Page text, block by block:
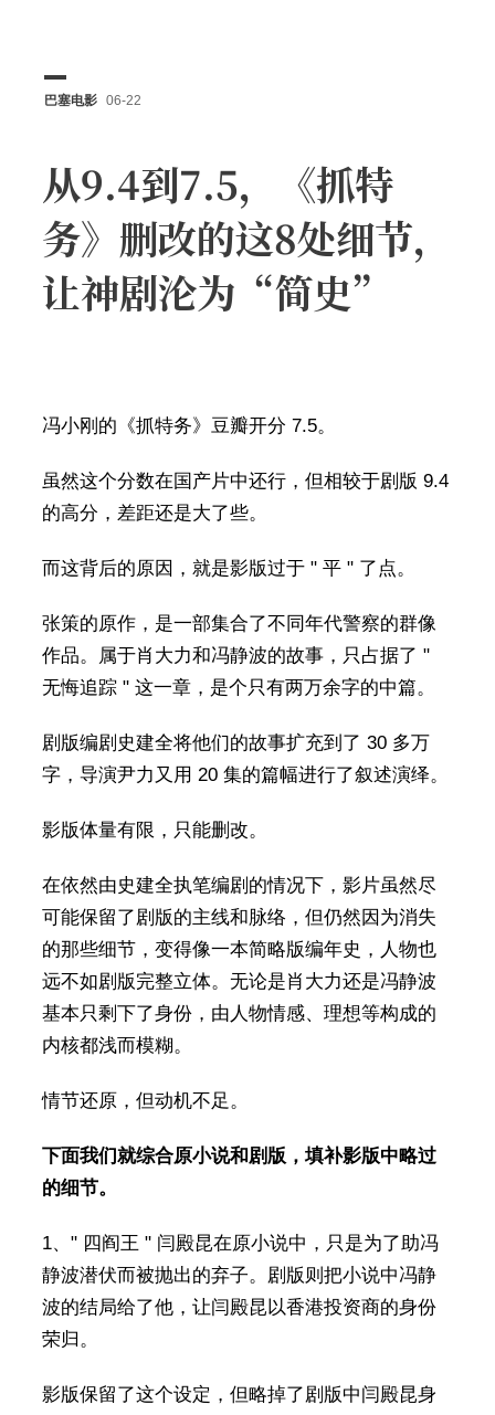
巴塞电影 06-22
从9.4到7.5，《抓特
务》删改的这8处细节，
让神剧沦为“简史”
冯小刚的《抓特务》豆瓣开分 7.5。
虽然这个分数在国产片中还行，但相较于剧版 9.4
的高分，差距还是大了些。
而这背后的原因，就是影版过于 " 平 " 了点。
张策的原作，是一部集合了不同年代警察的群像
作品。属于肖大力和冯静波的故事，只占据了 "
无悔追踪 " 这一章，是个只有两万余字的中篇。
剧版编剧史建全将他们的故事扩充到了 30 多万
字，导演尹力又用 20 集的篇幅进行了叙述演绎。
影版体量有限，只能删改。
在依然由史建全执笔编剧的情况下，影片虽然尽
可能保留了剧版的主线和脉络，但仍然因为消失
的那些细节，变得像一本简略版编年史，人物也
远不如剧版完整立体。无论是肖大力还是冯静波
基本只剩下了身份，由人物情感、理想等构成的
内核都浅而模糊。
情节还原，但动机不足。
下面我们就综合原小说和剧版，填补影版中略过
的细节。
1、" 四阎王 " 闫殿昆在原小说中，只是为了助冯
静波潜伏而被抛出的弃子。剧版则把小说中冯静
波的结局给了他，让闫殿昆以香港投资商的身份
荣归。
影版保留了这个设定，但略掉了剧版中闫殿昆身